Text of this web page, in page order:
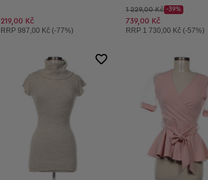
219,00 Kč
Doporučená cena:
RRP 987,00 Kč (-77%)
Původní cena:
1 229,00 Kč
Discount Price:
-39%
Snížená cena:
739,00 Kč
Doporučená cena:
RRP 1 730,00 Kč (-57%)